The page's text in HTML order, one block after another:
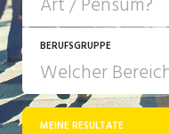
JOB-TYP
Festanstellung
BERUFSGRUPPE
MEINE RESULTATE